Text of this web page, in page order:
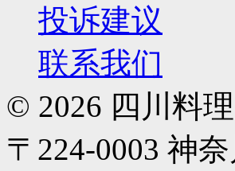
投诉建议
联系我们
© 2026 四川料
〒224-0003 神